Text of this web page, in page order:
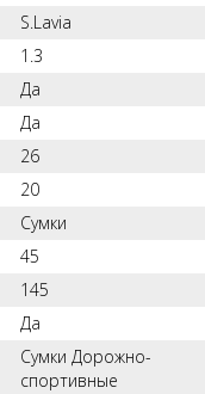
S.Lavia
1.3
Да
Да
26
20
Сумки
45
145
Да
Сумки Дорожно-
спортивные